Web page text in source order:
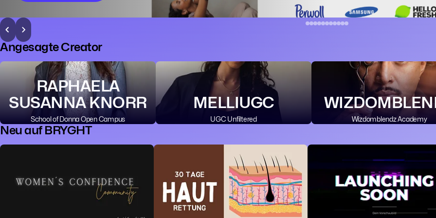
Angesagte Creator
RAPHAELA
SUSANNA KNORR
School of Donna Open Campus
MELLIUGC
UGC Unfiltered Wizdomblendz Academy
Neu auf BRYGHT